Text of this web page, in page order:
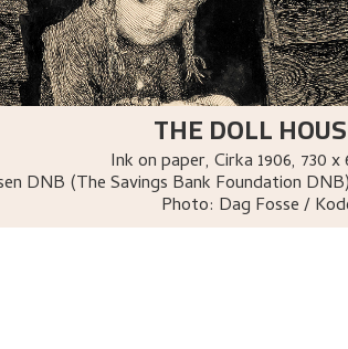
THE DOLL
Ink on paper, Cirka 1906, 730 x
DNB (The Savings Bank Foundation
Photo: Dag Fosse /